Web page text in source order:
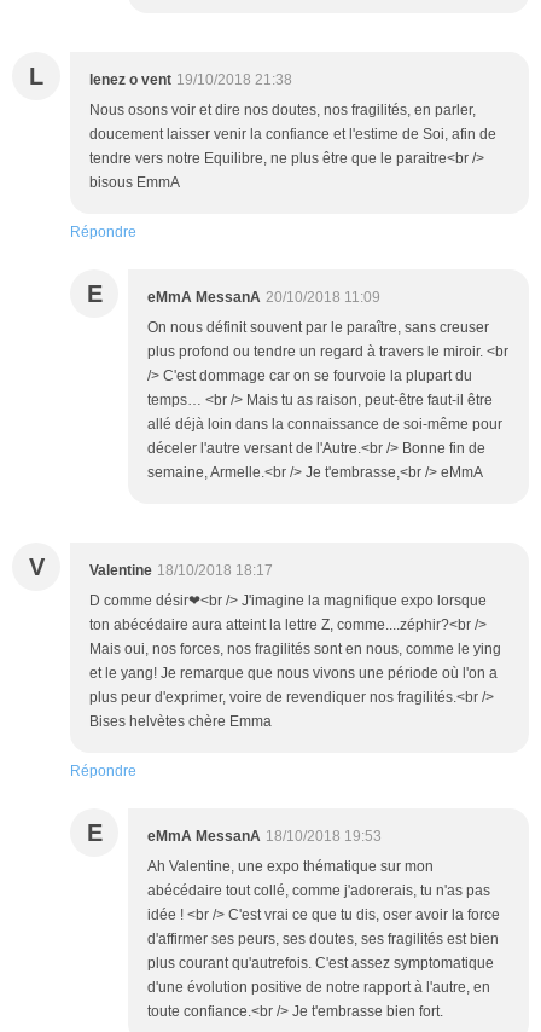
L lenez o vent 19/10/2018 21:38
Nous osons voir et dire nos doutes, nos fragilités, en parler,
doucement laisser venir la confiance et l'estime de Soi, afin de
tendre vers notre Equilibre, ne plus être que le paraitre<br />
bisous EmmA
Répondre
E eMmA MessanA 20/10/2018 11:09
On nous définit souvent par le paraître, sans creuser
plus profond ou tendre un regard à travers le miroir. <br
/> C'est dommage car on se fourvoie la plupart du
temps… <br /> Mais tu as raison, peut-être faut-il être
allé déjà loin dans la connaissance de soi-même pour
déceler l'autre versant de l'Autre.<br /> Bonne fin de
semaine, Armelle.<br /> Je t'embrasse,<br /> eMmA
V Valentine 18/10/2018 18:17
D comme désir❤<br /> J'imagine la magnifique expo lorsque
ton abécédaire aura atteint la lettre Z, comme....zéphir?<br />
Mais oui, nos forces, nos fragilités sont en nous, comme le ying
et le yang! Je remarque que nous vivons une période où l'on a
plus peur d'exprimer, voire de revendiquer nos fragilités.<br />
Bises helvètes chère Emma
Répondre
E eMmA MessanA 18/10/2018 19:53
Ah Valentine, une expo thématique sur mon
abécédaire tout collé, comme j'adorerais, tu n'as pas
idée ! <br /> C'est vrai ce que tu dis, oser avoir la force
d'affirmer ses peurs, ses doutes, ses fragilités est bien
plus courant qu'autrefois. C'est assez symptomatique
d'une évolution positive de notre rapport à l'autre, en
toute confiance.<br /> Je t'embrasse bien fort.